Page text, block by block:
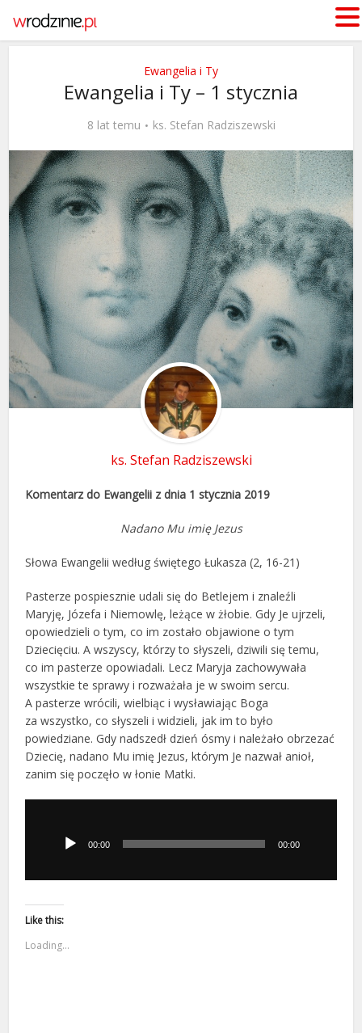
Ewangelia i Ty
Ewangelia i Ty – 1 stycznia
8 lat temu ks. Stefan Radziszewski
ks. Stefan Radziszewski
Komentarz do Ewangelii z dnia 1 stycznia 2019
Nadano Mu imię Jezus
Słowa Ewangelii według świętego Łukasza (2, 16-21)
Pasterze pospiesznie udali się do Betlejem i znaleźli
Maryję, Józefa i Niemowlę, leżące w żłobie. Gdy Je ujrzeli,
opowiedzieli o tym, co im zostało objawione o tym
Dziecięciu. A wszyscy, którzy to słyszeli, dziwili się temu,
co im pasterze opowiadali. Lecz Maryja zachowywała
wszystkie te sprawy i rozważała je w swoim sercu.
A pasterze wrócili, wielbiąc i wysławiając Boga
za wszystko, co słyszeli i widzieli, jak im to było
powiedziane. Gdy nadszedł dzień ósmy i należało obrzezać
Dziecię, nadano Mu imię Jezus, którym Je nazwał anioł,
zanim się poczęło w łonie Matki.
dźwiękowych00:00 00:00
Like this:
Loading...